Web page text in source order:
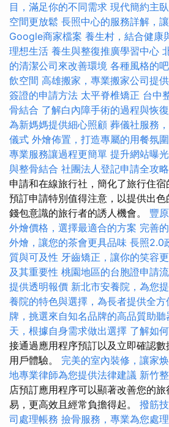
目，滿足你的不同需求 現代簡約主
空間更放鬆 長照中心的服務詳解，
Google商家檔案 養生村，結合健康
理想生活 養生與整復推廣學習中心
的清潔公司來改善環境 各種風格的
飲空間 高雄搬家，專業搬家公司提
簽證的申請方法 太平脊椎矯正 台中
骨結合 了解白內障手術的過程與恢
為新媽媽提供細心照顧 葬儀社服務
儀式 外燴佈置，打造專屬的用餐氛圍
專業服務讓過程更簡單 提升網站曝
與整骨結合 社團法人登記申請全攻略
申請和在線旅行社，簡化了旅行住
預訂申請特別值得注意，以提供出
錢包意識的旅行者的誘人機會。 豐
外燴價格，選擇最適合的方案 完善
外燴，讓您的茶會更具品味 長照2.0
質與可及性 牙齒矯正，讓你的笑容
及其重要性 桃園地區的台胞證申請
提供透明報價 新北市安養院，為您
養院的特色與選擇，為長者提供全方
牌，挑選來自知名品牌的高品質助聽
天，根據自身需求做出選擇 了解如
接通過應用程序預訂以及立即確認
用戶體驗。 完美的室內裝修，讓家
地專業律師為您提供法律建議 新竹
店預訂應用程序可以顯著改善您的
易，更高效且經常負擔得起。 撥筋
司處理帳務 撿骨服務，專業為您處